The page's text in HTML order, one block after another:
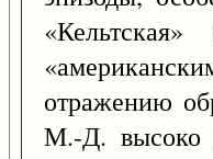
отражению
М.-Д. высоко